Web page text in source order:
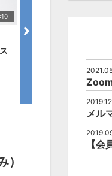
ト2024 第１
0
メル